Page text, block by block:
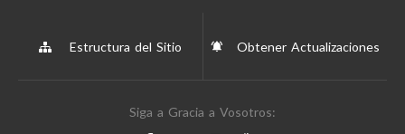
Estructura del Sitio Obtener Actualizaciones
Siga a Gracia a Vosotros: